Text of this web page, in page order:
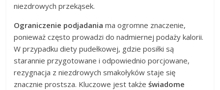
niezdrowych przekąsek.
Ograniczenie podjadania ma ogromne znaczenie,
ponieważ często prowadzi do nadmiernej podaży kalorii.
W przypadku diety pudełkowej, gdzie posiłki są
starannie przygotowane i odpowiednio porcjowane,
rezygnacja z niezdrowych smakołyków staje się
znacznie prostsza. Kluczowe jest takżeświadome